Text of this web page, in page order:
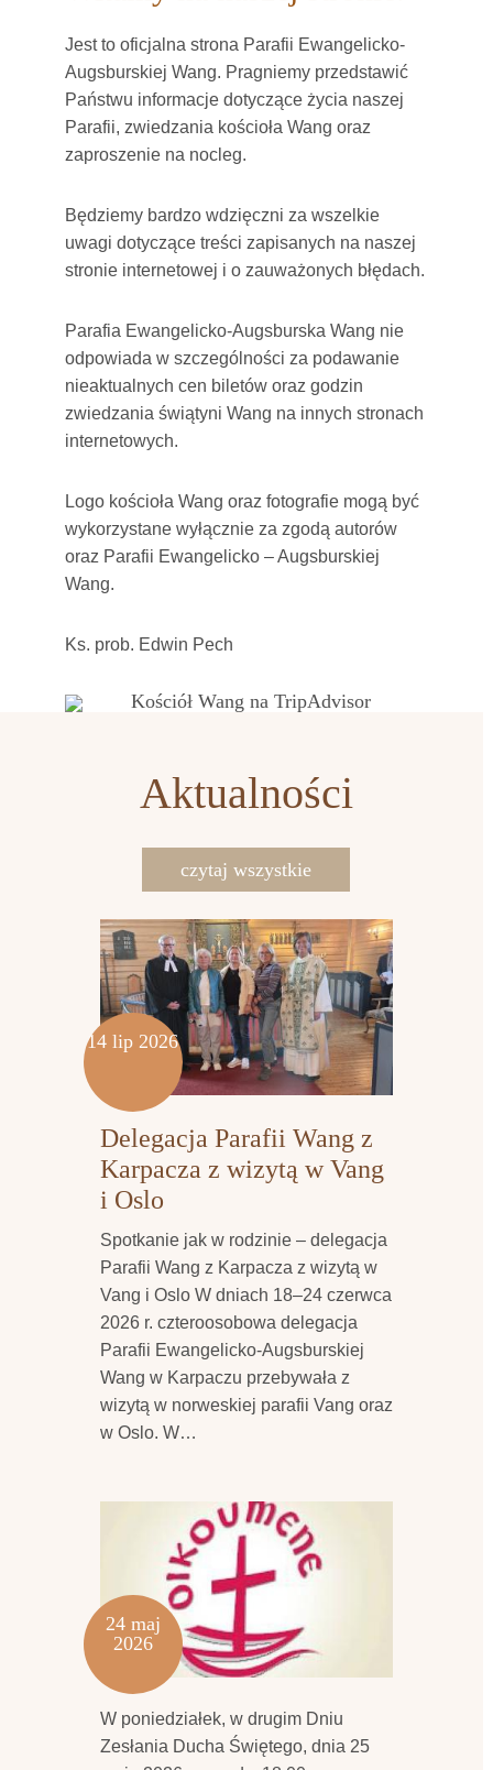
Jest to oficjalna strona Parafii Ewangelicko-
Augsburskiej Wang. Pragniemy przedstawić
Państwu informacje dotyczące życia naszej
Parafii, zwiedzania kościoła Wang oraz
zaproszenie na nocleg.
Będziemy bardzo wdzięczni za wszelkie
uwagi dotyczące treści zapisanych na naszej
stronie internetowej i o zauważonych błędach.
Parafia Ewangelicko-Augsburska Wang nie
odpowiada w szczególności za podawanie
nieaktualnych cen biletów oraz godzin
zwiedzania świątyni Wang na innych stronach
internetowych.
Logo kościoła Wang oraz fotografie mogą być
wykorzystane wyłącznie za zgodą autorów
oraz Parafii Ewangelicko – Augsburskiej
Wang.
Ks. prob. Edwin Pech
Kościół Wang na TripAdvisor
Aktualności
czytaj wszystkie
14 lip 2026
Delegacja Parafii Wang z
Karpacza z wizytą w Vang
i Oslo
Spotkanie jak w rodzinie – delegacja
Parafii Wang z Karpacza z wizytą w
Vang i Oslo W dniach 18–24 czerwca
2026 r. czteroosobowa delegacja
Parafii Ewangelicko-Augsburskiej
Wang w Karpaczu przebywała z
wizytą w norweskiej parafii Vang oraz
w Oslo. W…
24 maj
2026
W poniedziałek, w drugim Dniu
Zesłania Ducha Świętego, dnia 25